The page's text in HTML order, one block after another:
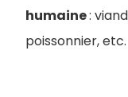
humaine:
poissonnier, etc.